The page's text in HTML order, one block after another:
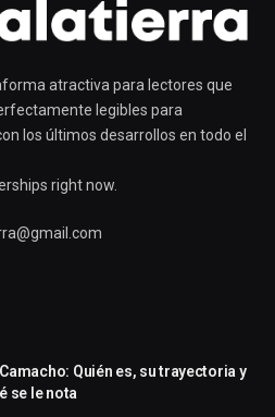
atractiva para lectores que
legibles para
los últimos desarrollos en todo el
right now.
Quién es, su trayectoria y
se le nota